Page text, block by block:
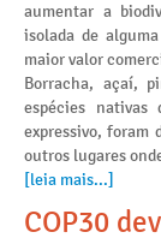
aumentar a
isolada de
maior valor
Borracha, açaí,
espécies nativas
expressivo, foram
outros lugares
[leia mais...]
COP30